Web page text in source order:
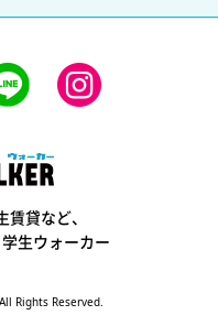
貸など、
生ウォーカー
Rights Reserved.